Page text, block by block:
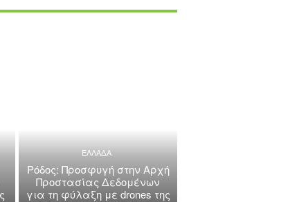
ΕΛΛΑΔΑ
Ρόδος: Προσφυγή στην Αρχή
Προστασίας Δεδομένων
για τη φύλαξη με drones της